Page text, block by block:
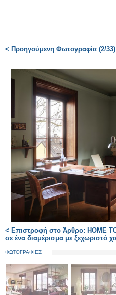
< Προηγούμενη Φωτογραφία (2/33)
< Επιστροφή στο Άρθρο: HOME
σε ένα διαμέρισμα με ξεχωριστό
ΦΩΤΟΓΡΑΦΙΕΣ